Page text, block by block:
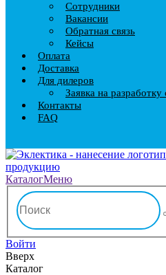
Сотрудники
Вакансии
Обратная связь
Кейсы
Оплата
Доставка
Для дилеров
Заявка на
Контакты
FAQ
КаталогМеню
Войти
Вверх
Каталог